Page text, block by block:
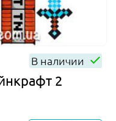
В наличии
2